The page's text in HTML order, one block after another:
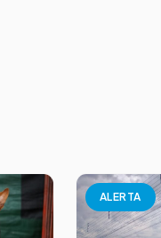
ALERTA